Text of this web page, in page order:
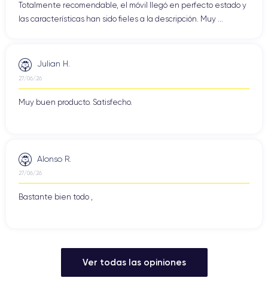
Totalmente recomendable, el móvil llegó en perfecto estado y
las características han sido fieles a la descripción. Muy ...
Julian H.
27/06/26
Muy buen producto. Satisfecho.
Alonso R.
27/06/26
Bastante bien todo ,
Ver todas las opiniones